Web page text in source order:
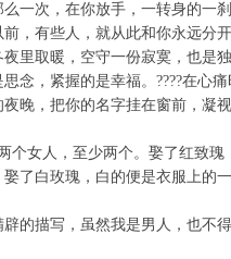
一次，在你放手，一转身的一
，有些人，就从此和你永远分开
里取暖，空守一份寂寞，也是
念，紧握的是幸福。????在心
晚，把你的名字挂在窗前，凝
个女人，至少两个。娶了红致
了白玫瑰，白的便是衣服上的
的描写，虽然我是男人，也不